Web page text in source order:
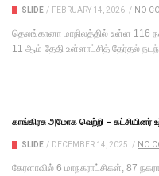
SLIDE / FEBRUARY 14, 2026 / NO
தெலங்கானா மாநிலத்தில் உள்ள 116
11 ஆம் தேதி உள்ளாட்சித் தேர்தல்
காங்கிரசு அமோக வெற்றி – கட்சியினர்
SLIDE / DECEMBER 14, 2025 / NO
கேரளாவில் 6 மாநகராட்சிகள், 87